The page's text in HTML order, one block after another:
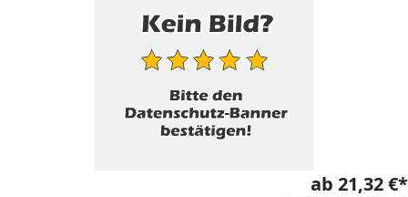
ab 21,32 €*